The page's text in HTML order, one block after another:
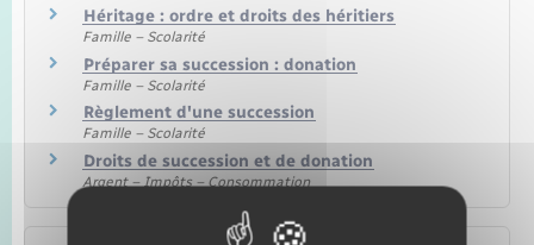
Héritage : ordre et droits des héritiers
Famille – Scolarité
Préparer sa succession : donation
Famille – Scolarité
Règlement d'une succession
Famille – Scolarité
Droits de succession et de donation
Argent – Impôts – Consommation